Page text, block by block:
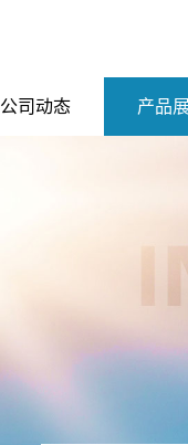
公司动态 产品